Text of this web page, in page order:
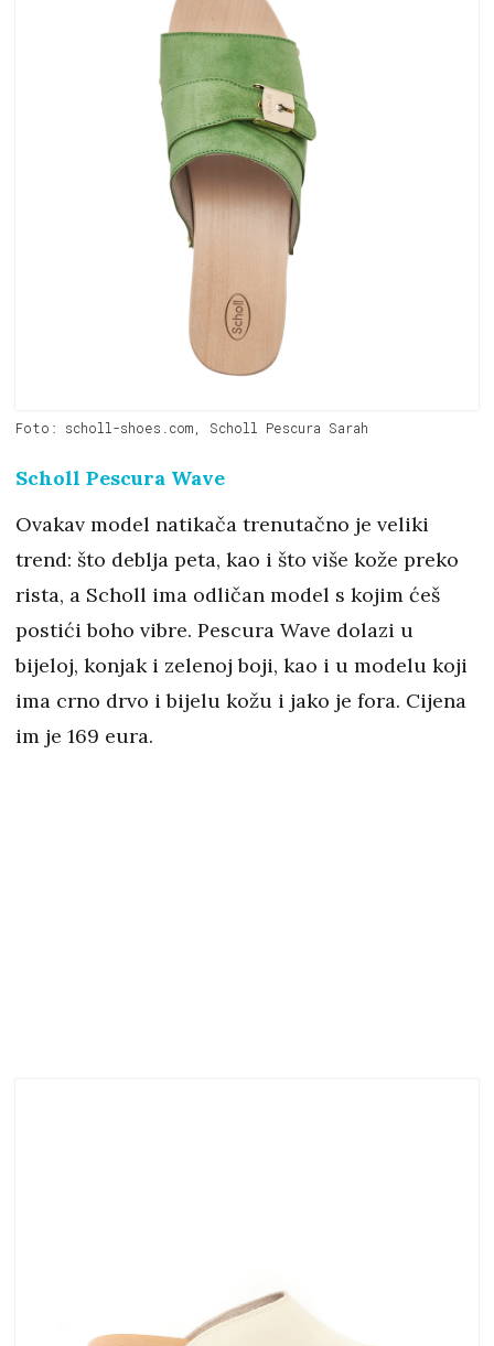
Foto: scholl-shoes.com, Scholl Pescura Sarah
Scholl Pescura Wave
Ovakav model natikača trenutačno je veliki
trend: što deblja peta, kao i što više kože preko
rista, a Scholl ima odličan model s kojim ćeš
postići boho vibre. Pescura Wave dolazi u
bijeloj, konjak i zelenoj boji, kao i u modelu koji
ima crno drvo i bijelu kožu i jako je fora. Cijena
im je 169 eura.